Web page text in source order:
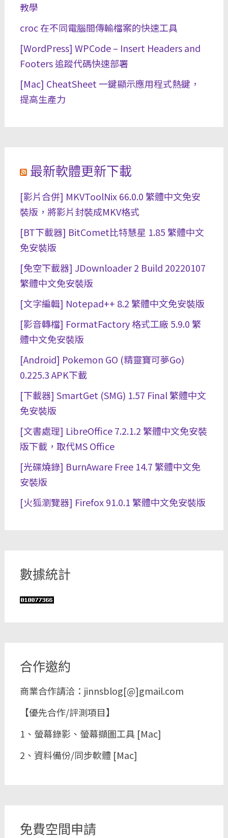
教學
croc 在不同電腦間傳輸檔案的快速工具
[WordPress] WPCode – Insert Headers and
Footers 追蹤代碼快速部署
[Mac] CheatSheet 一鍵顯示應用程式熱鍵，
提高生產力
最新軟體更新下載
[影片合併] MKVToolNix 66.0.0 繁體中文免安
裝版，將影片封裝成MKV格式
[BT下載器] BitComet比特慧星 1.85 繁體中文
免安裝版
[免空下載器] JDownloader 2 Build 20220107
繁體中文免安裝版
[文字編輯] Notepad++ 8.2 繁體中文免安裝版
[影音轉檔] FormatFactory 格式工廠 5.9.0 繁
體中文免安裝版
[Android] Pokemon GO (精靈寶可夢Go)
0.225.3 APK下載
[下載器] SmartGet (SMG) 1.57 Final 繁體中文
免安裝版
[文書處理] LibreOffice 7.2.1.2 繁體中文免安裝
版下載，取代MS Office
[光碟燒錄] BurnAware Free 14.7 繁體中文免
安裝版
[火狐瀏覽器] Firefox 91.0.1 繁體中文免安裝版
數據統計
合作邀約
商業合作請洽：jinnsblog[@]gmail.com
【優先合作/評測項目】
1、螢幕錄影、螢幕擷圖工具 [Mac]
2、資料備份/同步軟體 [Mac]
免費空間申請